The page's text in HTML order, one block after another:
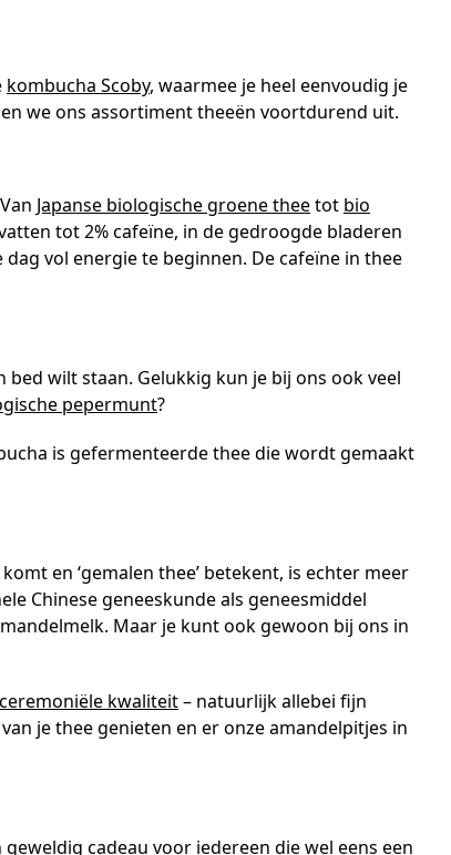
kombucha Scoby, waarmee je heel eenvoudig je
we ons assortiment theeën voortdurend uit.
Japanse biologische groene theetot bio
tot 2% cafeïne, in de gedroogde bladeren
vol energie te beginnen. De cafeïne in thee
wilt staan. Gelukkig kun je bij ons ook veel
pepermunt?
is gefermenteerde thee die wordt gemaakt
en ‘gemalen thee’ betekent, is echter meer
Chinese geneeskunde als geneesmiddel
Maar je kunt ook gewoon bij ons in
kwaliteit– natuurlijk allebei fijn
je thee genieten en er onze amandelpitjes in
cadeau voor iedereen die wel eens een